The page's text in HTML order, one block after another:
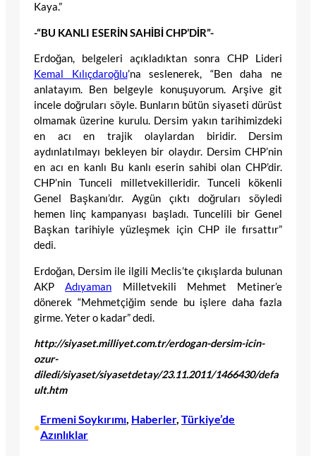
Kaya.”
-“BU KANLI ESERİN SAHİBİ CHP’DİR”-
Erdoğan, belgeleri açıkladıktan sonra CHP Lideri
Kemal Kılıçdaroğlu’na seslenerek, “Ben daha ne
anlatayım. Ben belgeyle konuşuyorum. Arşive git
incele doğruları söyle. Bunların bütün siyaseti dürüst
olmamak üzerine kurulu. Dersim yakın tarihimizdeki
en acı en trajik olaylardan biridir. Dersim
aydınlatılmayı bekleyen bir olaydır. Dersim CHP’nin
en acı en kanlı Bu kanlı eserin sahibi olan CHP’dir.
CHP’nin Tunceli milletvekilleridir. Tunceli kökenli
Genel Başkanı’dır. Aygün çıktı doğruları söyledi
hemen linç kampanyası başladı. Tuncelili bir Genel
Başkan tarihiyle yüzleşmek için CHP ile fırsattır”
dedi.
Erdoğan, Dersim ile ilgili Meclis’te çıkışlarda bulunan
AKPAdıyaman Milletvekili Mehmet Metiner’e
dönerek “Mehmetçiğim sende bu işlere daha fazla
girme. Yeter o kadar” dedi.
http://siyaset.milliyet.com.tr/erdogan-dersim-icin-
ozur-
diledi/siyaset/siyasetdetay/23.11.2011/1466430/defa
ult.htm
•
Ermeni Soykırımı, Haberler, Türkiye’de
Azınlıklar